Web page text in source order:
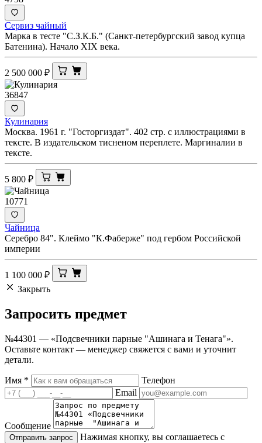
Сервиз чайный
Марка в тесте "С.З.К.Б." (Санкт-петербургский завод купца
Батенина). Начало XIX века.
2 500 000 ₽
36847
Кулинария
Москва. 1961 г. "Госторгиздат". 402 стр. с иллюстрациями в
тексте. В издательском тисненом переплете. Маргиналии в
тексте.
5 800 ₽
10771
Чайница
Серебро 84". Клеймо "К.Фаберже" под гербом Российской
империи
1 100 000 ₽
Закрыть
Запросить предмет
№44301 — «Подсвечники парные "Ашинага и Тенага"».
Оставьте контакт — менеджер свяжется с вами и уточнит
детали.
Имя *
Телефон
Email
Сообщение
Отправить запрос
Нажимая кнопку, вы соглашаетесь с